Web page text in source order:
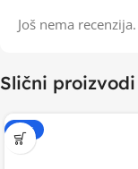
Još nema recenzija.
Slični proizvodi
-20%